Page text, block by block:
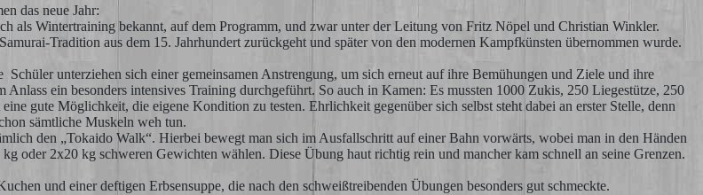
das neue Jahr:
als Wintertraining bekannt, auf dem Programm, und zwar unter der Leitung von Fritz Nöpel und Christian Winkler.
Tradition aus dem 15. Jahrhundert zurückgeht und später von den modernen Kampfkünsten übernommen wurde.
Schüler unterziehen sich einer gemeinsamen Anstrengung, um sich erneut auf ihre Bemühungen und Ziele und ihre
ein besonders intensives Training durchgeführt. So auch in Kamen: Es mussten 1000 Zukis, 250 Liegestütze, 250
gute Möglichkeit, die eigene Kondition zu testen. Ehrlichkeit gegenüber sich selbst steht dabei an erster Stelle, denn
sämtliche Muskeln weh tun.
den „Tokaido Walk“. Hierbei bewegt man sich im Ausfallschritt auf einer Bahn vorwärts, wobei man in den Händen
oder 2x20 kg schweren Gewichten wählen. Diese Übung haut richtig rein und mancher kam schnell an seine Grenzen.
und einer deftigen Erbsensuppe, die nach den schweißtreibenden Übungen besonders gut schmeckte.